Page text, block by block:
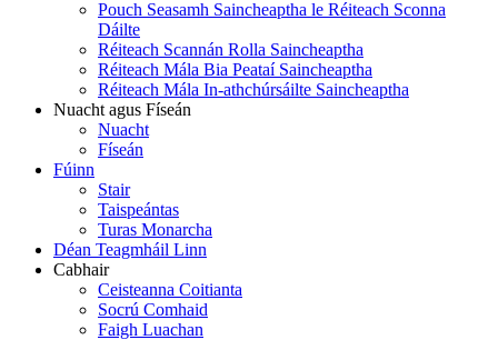
Pouch Seasamh Saincheaptha le Réiteach Sconna
Dáilte
Réiteach Scannán Rolla Saincheaptha
Réiteach Mála Bia Peataí Saincheaptha
Réiteach Mála In-athchúrsáilte Saincheaptha
Nuacht agus Físeán
Nuacht
Físeán
Fúinn
Stair
Taispeántas
Turas Monarcha
Déan Teagmháil Linn
Cabhair
Ceisteanna Coitianta
Socrú Comhaid
Faigh Luachan